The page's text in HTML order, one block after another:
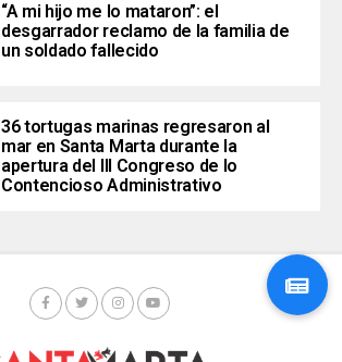
“A mi hijo me lo mataron”: el
desgarrador reclamo de la familia de
un soldado fallecido
36 tortugas marinas regresaron al
mar en Santa Marta durante la
apertura del III Congreso de lo
Contencioso Administrativo